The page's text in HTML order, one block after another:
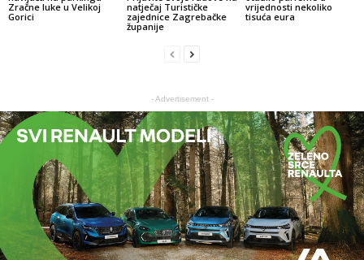
Zračne luke u Velikoj
Gorici
natječaj Turističke
zajednice Zagrebačke
županije
vrijednosti nekoliko
tisuća eura
- Advertisement -